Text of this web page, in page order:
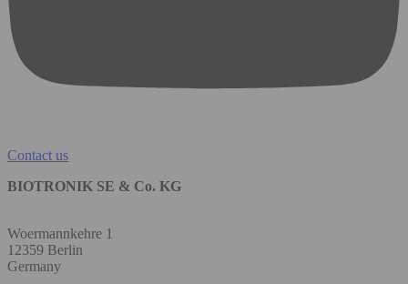
Contact us
BIOTRONIK SE & Co. KG
Woermannkehre 1
12359 Berlin
Germany